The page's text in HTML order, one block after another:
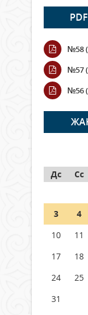
Open
06
Wi-Fi
ӨТЕДІ?
06
05
№58
№57
№56
Дс
Сс
3
4
10
11
17
18
24
25
31